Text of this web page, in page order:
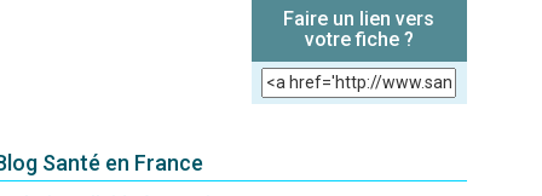
Faire un lien vers
votre fiche ?
Santé en France